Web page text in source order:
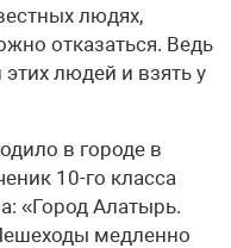
людях,
отказаться. Ведь
людей и взять у
в городе в
10-го класса
«Город Алатырь.
медленно